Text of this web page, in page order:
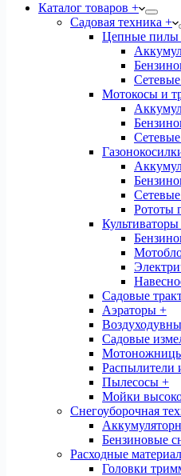
Каталог товаров +
Садовая техника +
Цепные пилы
Мотокосы и
Рототы
Садовые
Аэраторы +
Садовые
Распылители
Пылесосы +
Мойки
Снегоуборочная
Бензиновые
Расходные
Головки